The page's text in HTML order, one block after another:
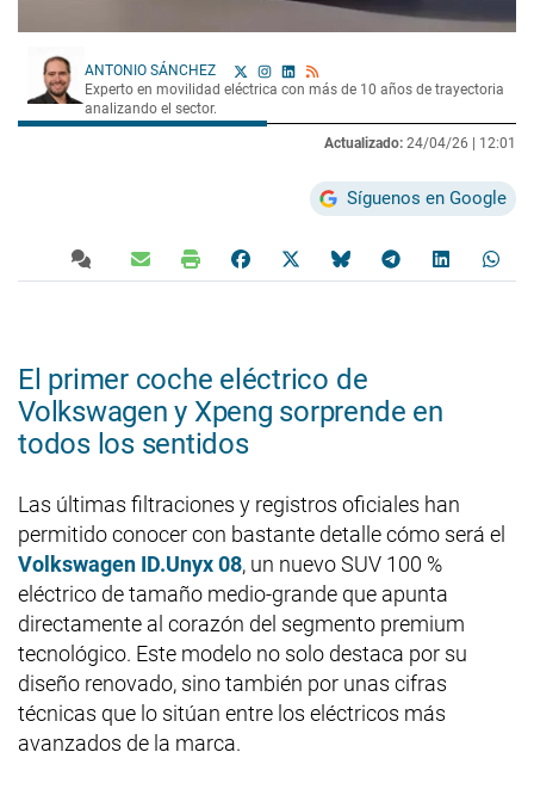
ANTONIO SÁNCHEZ
Experto en movilidad eléctrica con más de 10 años de trayectoria
analizando el sector.
Actualizado: 24/04/26 | 12:01
Síguenos en Google
El primer coche eléctrico de
Volkswagen y Xpeng sorprende en
todos los sentidos
Las últimas filtraciones y registros oficiales han
permitido conocer con bastante detalle cómo será el
Volkswagen ID.Unyx 08, un nuevo SUV 100 %
eléctrico de tamaño medio-grande que apunta
directamente al corazón del segmento premium
tecnológico. Este modelo no solo destaca por su
diseño renovado, sino también por unas cifras
técnicas que lo sitúan entre los eléctricos más
avanzados de la marca.